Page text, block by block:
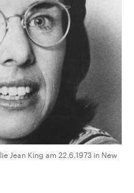
Jean King am 22.6.1973 in New